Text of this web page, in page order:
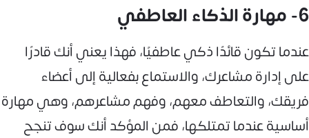
6- مهارة الذكاء العاطفي
عندما تكون قائدًا ذكي عاطفيًا، فهذا يعني أنك قادرًا
على إدارة مشاعرك، والاستماع بفعالية إلى أعضاء
فريقك، والتعاطف معهم، وفهم مشاعرهم، وهي مهارة
أساسية عندما تمتلكها، فمن المؤكد أنك سوف تنجح